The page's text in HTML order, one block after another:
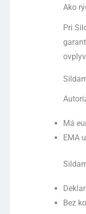
Ako
Pri
Má
EMA
Bez